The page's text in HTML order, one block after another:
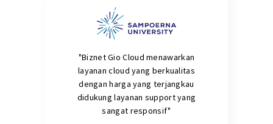
"Biznet Gio Cloud menawarkan
layanan cloud yang berkualitas
dengan harga yang terjangkau
didukung layanan support yang
sangat responsif"